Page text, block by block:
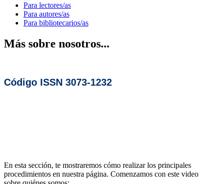
Para lectores/as
Para autores/as
Para bibliotecarios/as
Más sobre nosotros...
Código ISSN 3073-1232
En esta sección, te mostraremos cómo realizar los principales
procedimientos en nuestra página. Comenzamos con este video